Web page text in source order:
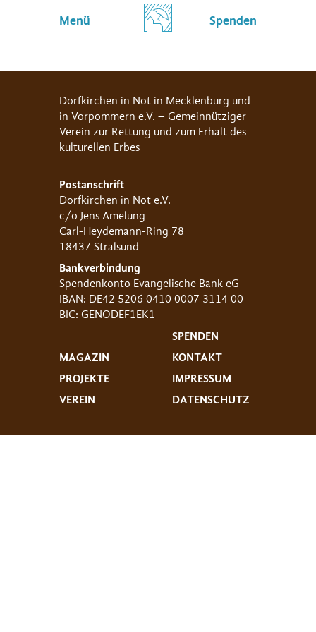
Menü Spenden
Dorfkirchen in Not in Mecklenburg und
in Vorpommern e.V. – Gemeinnütziger
Verein zur Rettung und zum Erhalt des
kulturellen Erbes
Postanschrift
Dorfkirchen in Not e.V.
c/o Jens Amelung
Carl-Heydemann-Ring 78
18437 Stralsund
Bankverbindung
Spendenkonto Evangelische Bank eG
IBAN: DE42 5206 0410 0007 3114 00
BIC: GENODEF1EK1
MAGAZIN
PROJEKTE
VEREIN
SPENDEN
KONTAKT
IMPRESSUM
DATENSCHUTZ